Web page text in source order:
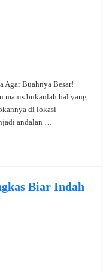
Agar Buahnya Besar!
manis bukanlah hal yang
di lokasi
andalan …
Biar Indah